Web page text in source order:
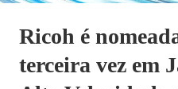
Ricoh é
terceira vez em